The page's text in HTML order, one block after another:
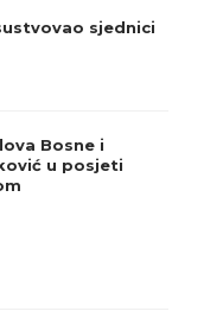
sjednici
Bosne i
u posjeti